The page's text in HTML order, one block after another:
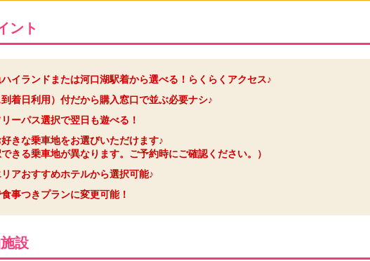
ント
イランドまたは河口湖駅着から選べる！らくらくアクセス♪
着日利用）付だから購入窓口で並ぶ必要ナシ♪
ーパス選択で翌日も遊べる！
きな乗車地をお選びいただけます♪
きる乗車地が異なります。ご予約時にご確認ください。）
アおすすめホテルから選択可能♪
事つきプランに変更可能！
設